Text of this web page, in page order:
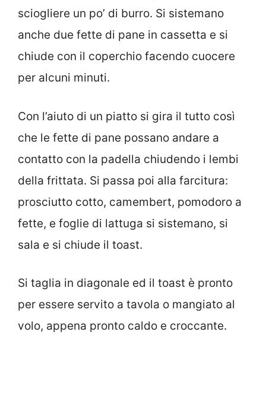
sciogliere un po’ di burro. Si sistemano
anche due fette di pane in cassetta e si
chiude con il coperchio facendo cuocere
per alcuni minuti.
Con l’aiuto di un piatto si gira il tutto così
che le fette di pane possano andare a
contatto con la padella chiudendo i lembi
della frittata. Si passa poi alla farcitura:
prosciutto cotto, camembert, pomodoro a
fette, e foglie di lattuga si sistemano, si
sala e si chiude il toast.
Si taglia in diagonale ed il toast è pronto
per essere servito a tavola o mangiato al
volo, appena pronto caldo e croccante.